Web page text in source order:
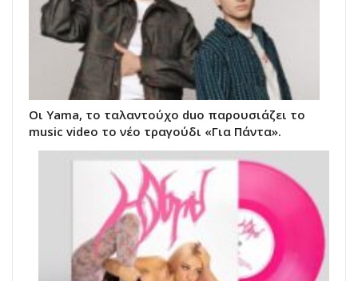
Οι Yama, το ταλαντούχο duo παρουσιάζει το
music video το νέο τραγούδι «Για Πάντα».